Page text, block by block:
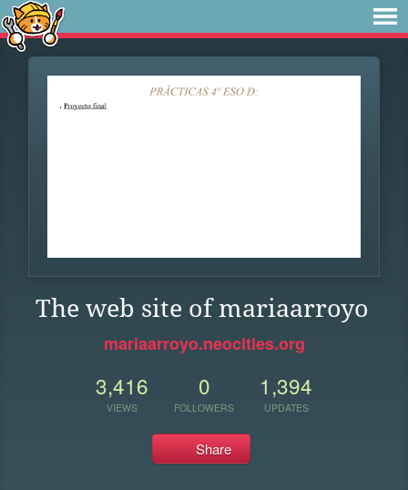
The web site of mariaarroyo
mariaarroyo.neocities.org
3,416
VIEWS
0
FOLLOWERS
1,394
UPDATES
Share